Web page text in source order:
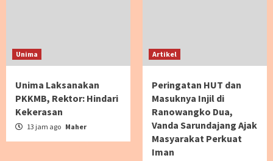
Unima
Unima Laksanakan
PKKMB, Rektor: Hindari
Kekerasan
13 jam ago Maher
Artikel
Peringatan HUT dan
Masuknya Injil di
Ranowangko Dua,
Vanda Sarundajang Ajak
Masyarakat Perkuat
Iman